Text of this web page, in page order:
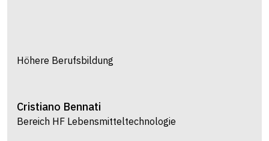
Höhere Berufsbildung
Cristiano Bennati
Bereich HF Lebensmitteltechnologie